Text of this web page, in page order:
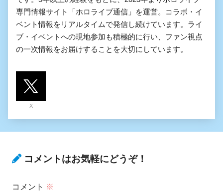
専門情報サイト「ホロライブ通信」を運営。コラボ・イ
ベント情報をリアルタイムで発信し続けています。ライ
ブ・イベントへの現地参加も積極的に行い、ファン視点
の一次情報をお届けすることを大切にしています。
X
コメントはお気軽にどうぞ！
コメント ※